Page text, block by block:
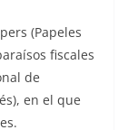
(Papeles
fiscales
de
en el que